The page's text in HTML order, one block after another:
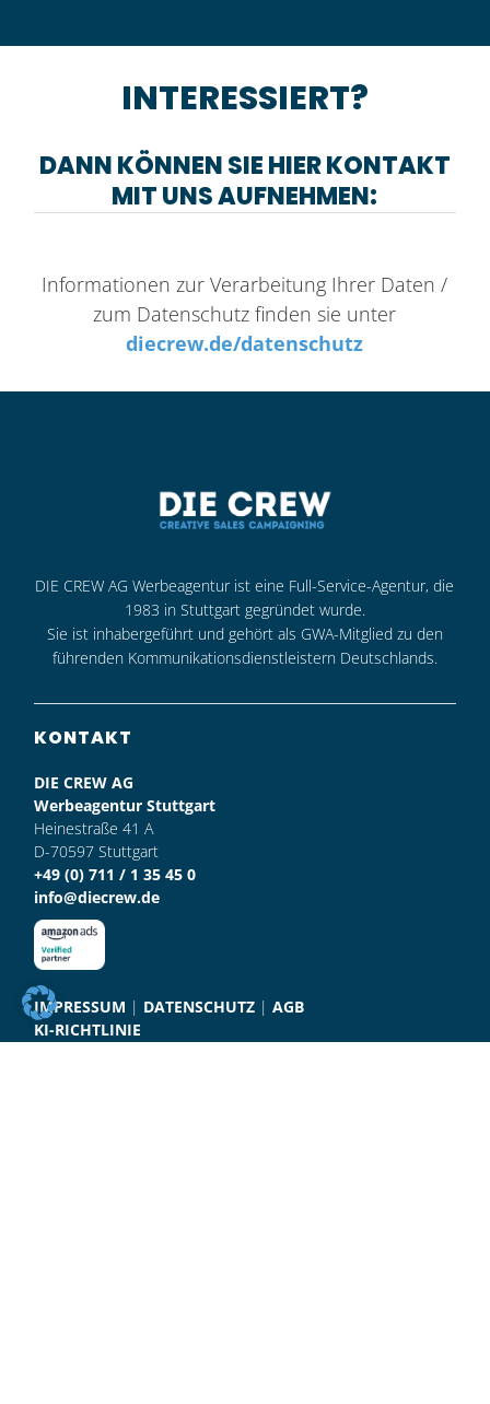
INTERESSIERT?
DANN KÖNNEN SIE HIER KONTAKT
MIT UNS AUFNEHMEN:
Informationen zur Verarbeitung Ihrer Daten /
zum Datenschutz finden sie unter
diecrew.de/datenschutz
DIE CREW AG Werbeagentur ist eine Full-Service-Agentur, die
1983 in Stuttgart gegründet wurde.
Sie ist inhabergeführt und gehört als GWA-Mitglied zu den
führenden Kommunikationsdienstleistern Deutschlands.
KONTAKT
DIE CREW AG
Werbeagentur Stuttgart
Heinestraße 41 A
D-70597 Stuttgart
+49 (0) 711 / 1 35 45 0
info@diecrew.de
IMPRESSUM | DATENSCHUTZ |AGB
KI-RICHTLINIE